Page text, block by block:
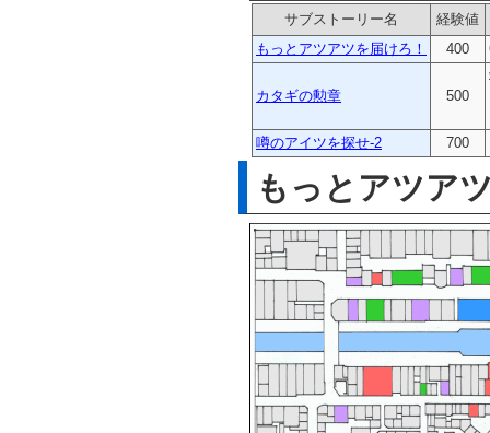
サブストーリー名
経験値
もっとアツアツを届けろ！
400
カタギの勲章 500
噂のアイツを探せ-2
700
もっとアツア